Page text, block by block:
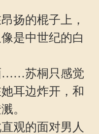
扬的棍子上，
是中世纪的白
……苏桐只感觉
耳边炸开，和
。
观的面对男人